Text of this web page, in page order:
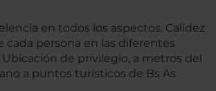
en todos los aspectos. Calidez
cada persona en las diferentes
de privilegio, a metros del
a puntos turísticos de Bs As